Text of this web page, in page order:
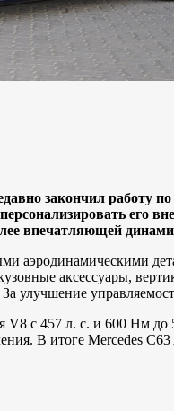
закончил работу
его
впечатляющей
аэродинамическими
аксессуары,
улучшение
V8 с 457 л. с. и 600 Нм
В итоге Mercedes